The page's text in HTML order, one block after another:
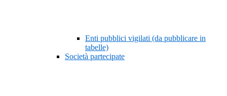
Enti pubblici vigilati (da pubblicare in
tabelle)
Società partecipate